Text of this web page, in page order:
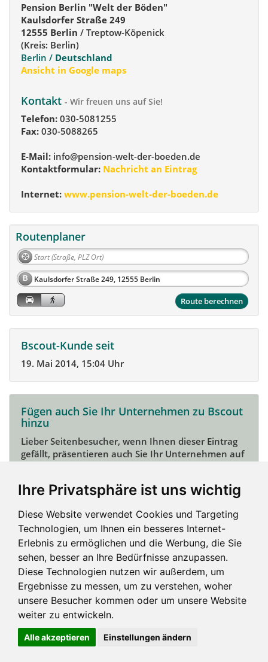
Ihre Privatsphäre ist uns wichtig
Diese Website verwendet Cookies und Targeting
Technologien, um Ihnen ein besseres Internet-
Erlebnis zu ermöglichen und die Werbung, die Sie
sehen, besser an Ihre Bedürfnisse anzupassen.
Diese Technologien nutzen wir außerdem, um
Ergebnisse zu messen, um zu verstehen, woher
unsere Besucher kommen oder um unsere Website
weiter zu entwickeln.
Alle akzeptieren Einstellungen ändern
Pension Berlin "Welt der Böden"
Kaulsdorfer Straße 249
12555 Berlin / Treptow-Köpenick
(Kreis: Berlin)
Berlin / Deutschland
Ansicht in Google maps
Kontakt - Wir freuen uns auf Sie!
Telefon: 030-5081255
Fax: 030-5088265
E-Mail: info@pension-welt-der-boeden.de
Kontaktformular: Nachricht an Eintrag
Internet: www.pension-welt-der-boeden.de
Routenplaner
B
Route berechnen
Bscout-Kunde seit
19. Mai 2014, 15:04 Uhr
Fügen auch Sie Ihr Unternehmen zu Bscout
hinzu
Lieber Seitenbesucher, wenn Ihnen dieser Eintrag
gefällt, präsentieren auch Sie Ihr Unternehmen auf
Mein Unternehmen hinzufügen
Impressum und mehr